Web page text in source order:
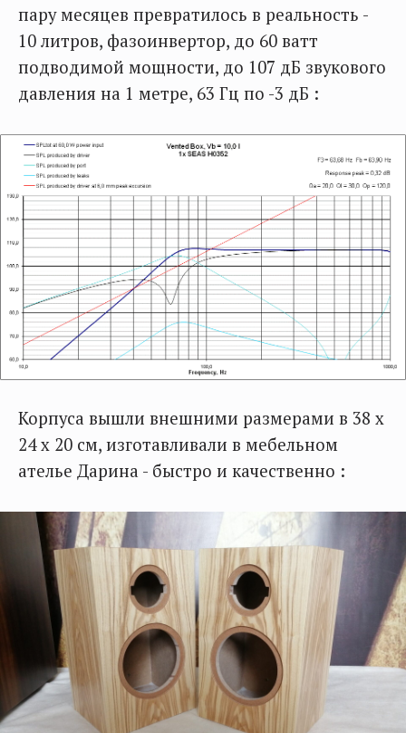
пару месяцев превратилось в реальность -
10 литров, фазоинвертор, до 60 ватт
подводимой мощности, до 107 дБ звукового
давления на 1 метре, 63 Гц по -3 дБ :
Корпуса вышли внешними размерами в 38 х
24 х 20 см, изготавливали в мебельном
ателье Дарина - быстро и качественно :